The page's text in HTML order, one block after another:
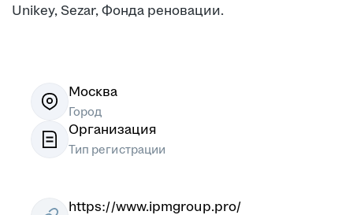
Unikey, Sezar, Фонда реновации.
Москва
Город
Организация
Тип регистрации
https://www.ipmgroup.pro/